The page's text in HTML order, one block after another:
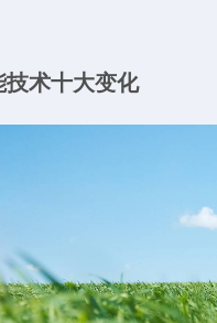
技术十大变化